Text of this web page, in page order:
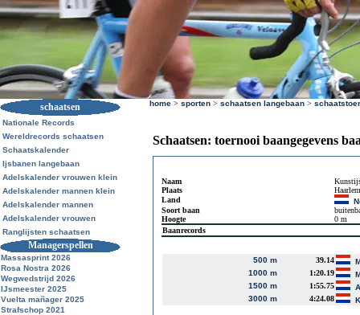
schaatsen
Nationale Records
Wereldrecords schaatsen
Schaatskalender
Ijsbanen langebaan
Adelskalender vrouwen klein
Adelskalender mannen klein
Adelskalender mannen
Adelskalender vrouwen
Ranglijsten schaatsen
Managerspellen
Massasprint 2026
Rosa Nostra 2026
Wegwedstrijd 2026
IJsmeester 2025
Vuelta mañager 2025
Strafschop 2021
home > sporten > schaatsen langebaan >
Schaatsen: toernooi baangegevens
Naam
Plaats
Haarlem
Land
Soort baan
Hoogte
0 m
Baanrecords
500 m 39.14
1000 m
1:20.19
1500 m
1:55.75
3000 m
4:24.08